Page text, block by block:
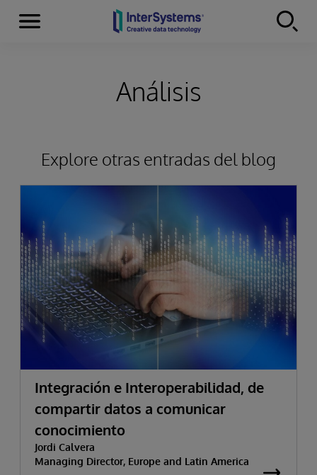
Skip to content
Secciones
Análisis
Explore otras entradas del blog
Integración e Interoperabilidad, de
compartir datos a comunicar
conocimiento
Jordi Calvera
Managing Director, Europe and Latin America